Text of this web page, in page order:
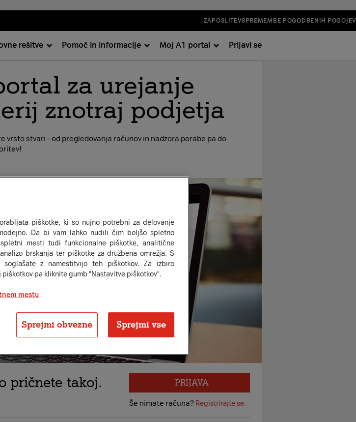
ZAPOSLITEVSPREMEMBE POGODBENIH POGOJEV
rešitve Pomoč in informacije Moj A1 portal Prijavi se
za urejanje
znotraj podjetja
vrsto stvari - od pregledovanja računov in nadzora porabe pa do
pričnete takoj. PRIJAVA
Še nimate računa? Registrirajte se.
piškotke, ki so nujno potrebni za delovanje
Da bi vam lahko nudili čim boljšo spletno
mesti tudi funkcionalne piškotke, analitične
brskanja ter piškotke za družbena omrežja. S
z namestitvijo teh piškotkov. Za izbiro
pa kliknite gumb "Nastavitve piškotkov".
mestu
Sprejmi obvezne Sprejmi vse